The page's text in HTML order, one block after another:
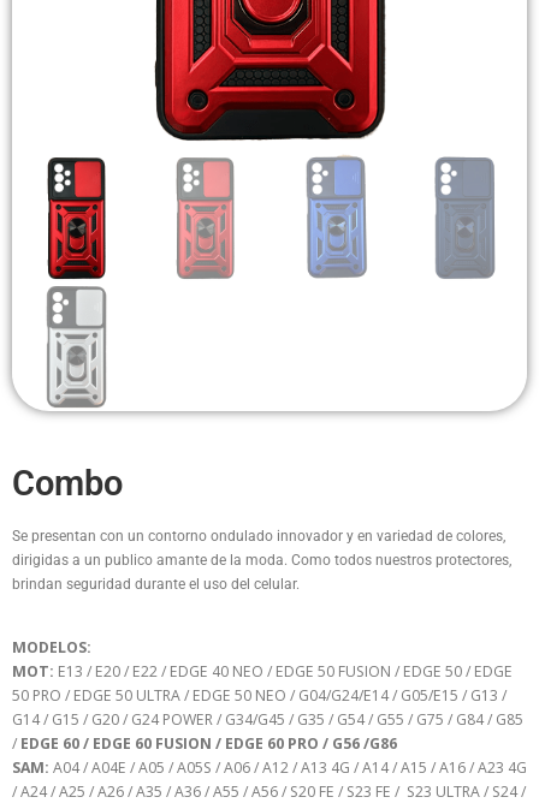
Headsets Inalambricos
Smartwatches
Auriculares TWS
Cargadores
Auriculares con Cable
Amplificadores
Cables
Aros de luz
Combo
Se presentan con un contorno ondulado innovador y en variedad de colores,
dirigidas a un publico amante de la moda. Como todos nuestros protectores,
brindan seguridad durante el uso del celular.
MODELOS:
MOT: E13 / E20 / E22 / EDGE 40 NEO / EDGE 50 FUSION / EDGE 50 / EDGE
50 PRO / EDGE 50 ULTRA / EDGE 50 NEO / G04/G24/E14 / G05/E15 / G13 /
G14 / G15 / G20 / G24 POWER / G34/G45 / G35 / G54 / G55 / G75 / G84 / G85
/EDGE 60 / EDGE 60 FUSION / EDGE 60 PRO / G56 /G86
SAM: A04 / A04E / A05 / A05S / A06 / A12 / A13 4G / A14 / A15 / A16 / A23 4G
/ A24 / A25 / A26 / A35 / A36 / A55 / A56 / S20 FE / S23 FE / S23 ULTRA / S24 /